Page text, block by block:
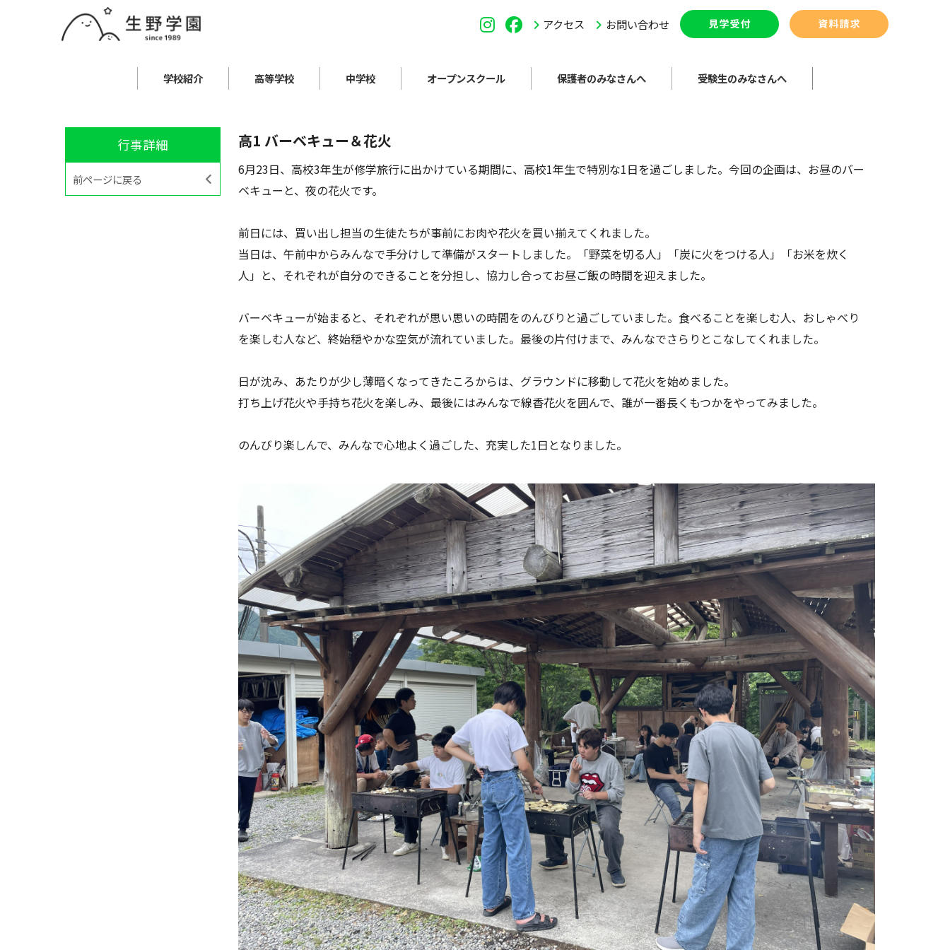
アクセス お問い合わせ
学校紹介 高等学校 中学校 オープンスクール 保護者のみなさんへ 受験生のみなさんへ
行事詳細
前ページに戻る
高1 バーベキュー＆花火
6月23日、高校3年生が修学旅行に出かけている期間に、高校1年生で特別な1日を過ごしました。今回の企画は、お昼のバー
ベキューと、夜の花火です。
前日には、買い出し担当の生徒たちが事前にお肉や花火を買い揃えてくれました。
当日は、午前中からみんなで手分けして準備がスタートしました。「野菜を切る人」「炭に火をつける人」「お米を炊く
人」と、それぞれが自分のできることを分担し、協力し合ってお昼ご飯の時間を迎えました。
バーベキューが始まると、それぞれが思い思いの時間をのんびりと過ごしていました。食べることを楽しむ人、おしゃべり
を楽しむ人など、終始穏やかな空気が流れていました。最後の片付けまで、みんなでさらりとこなしてくれました。
日が沈み、あたりが少し薄暗くなってきたころからは、グラウンドに移動して花火を始めました。
打ち上げ花火や手持ち花火を楽しみ、最後にはみんなで線香花火を囲んで、誰が一番長くもつかをやってみました。
のんびり楽しんで、みんなで心地よく過ごした、充実した1日となりました。